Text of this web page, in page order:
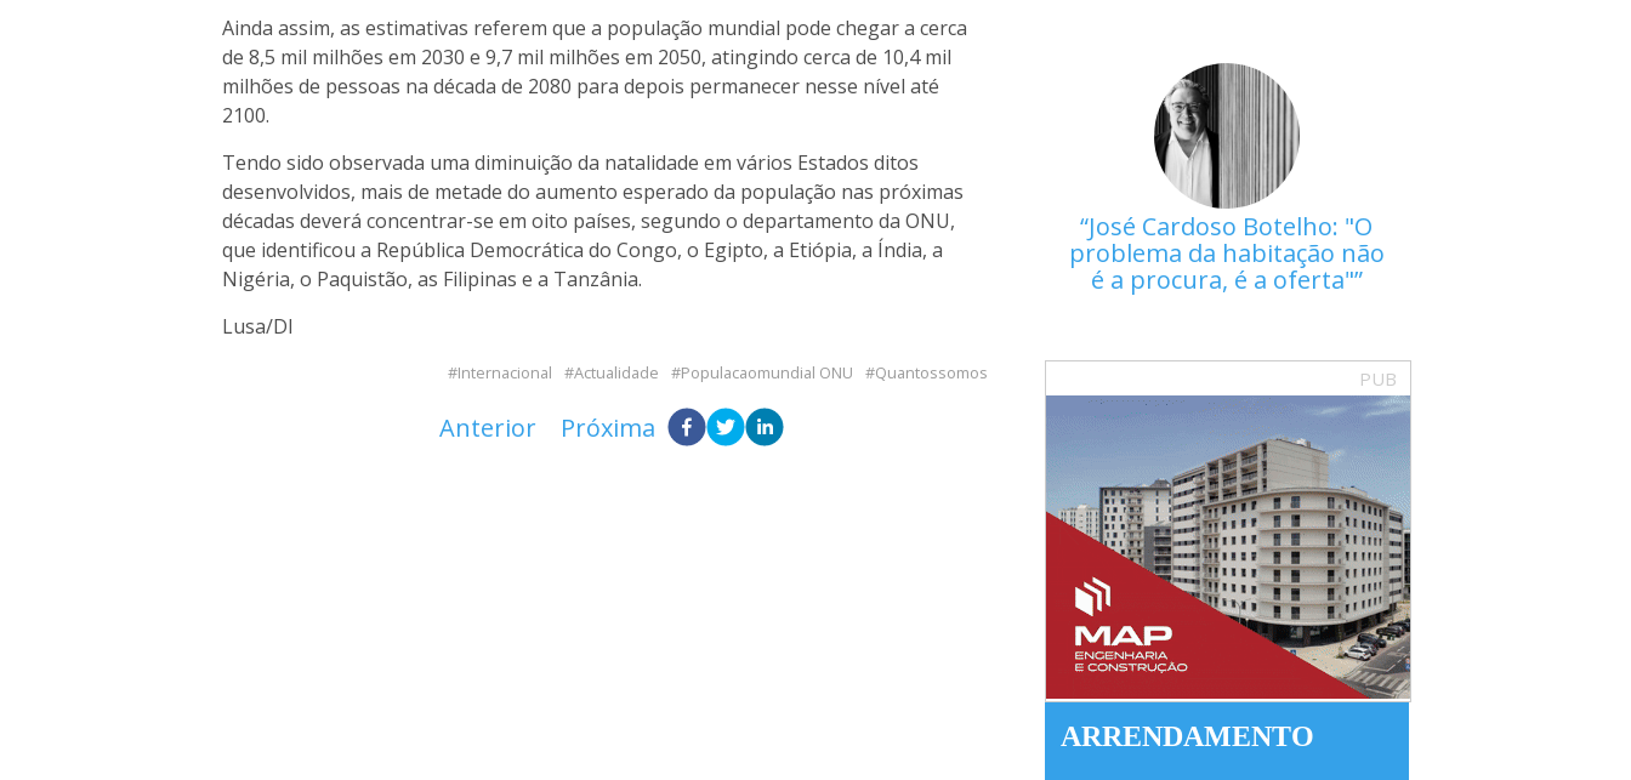
Ainda assim, as estimativas referem que a população mundial pode chegar a cerca
de 8,5 mil milhões em 2030 e 9,7 mil milhões em 2050, atingindo cerca de 10,4 mil
milhões de pessoas na década de 2080 para depois permanecer nesse nível até
2100.
Tendo sido observada uma diminuição da natalidade em vários Estados ditos
desenvolvidos, mais de metade do aumento esperado da população nas próximas
décadas deverá concentrar-se em oito países, segundo o departamento da ONU,
que identificou a República Democrática do Congo, o Egipto, a Etiópia, a Índia, a
Nigéria, o Paquistão, as Filipinas e a Tanzânia.
Lusa/DI
Internacional Actualidade Populacaomundial ONU Quantossomos
Anterior Próxima
José Cardoso Botelho: "O
problema da habitação não
é a procura, é a oferta"
PUB
ARRENDAMENTO